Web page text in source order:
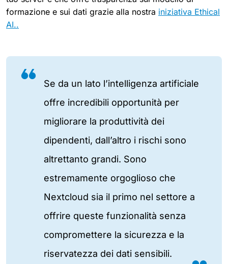
formazione e sui dati grazie alla nostra iniziativa Ethical
AI..
Se da un lato l’intelligenza artificiale
offre incredibili opportunità per
migliorare la produttività dei
dipendenti, dall’altro i rischi sono
altrettanto grandi. Sono
estremamente orgoglioso che
Nextcloud sia il primo nel settore a
offrire queste funzionalità senza
compromettere la sicurezza e la
riservatezza dei dati sensibili.